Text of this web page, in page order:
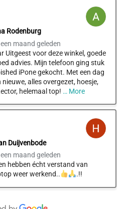
Rodenburg
een maand geleden
Uitgeest voor deze winkel, goede
advies. Mijn telefoon ging stuk
iPone gekocht. Met een dag
nieuwe, alles overgezet, hoesje,
helemaal top! … More
Duijvenbode
een maand geleden
hebben écht verstand van
weer werkend..
.!!